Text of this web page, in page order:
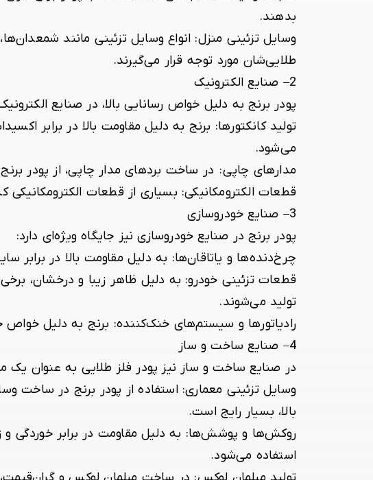
بدهند.
وسایل تزئینی منزل: انواع وسایل تزئینی مانند
طلایی‌شان مورد توجه قرار می‌گیرند.
2
– صنایع الکترونیک
پودر برنج به دلیل خواص رسانایی بالا، در صنایع
تولید کانکتورها: برنج به دلیل مقاومت بالا در برابر
می‌شود.
مدارهای چاپی: در ساخت بردهای مدار چاپی، از پودر
قطعات الکترومکانیکی: بسیاری از قطعات الکترومکانیکی
3
– صنایع خودروسازی
پودر برنج در صنایع خودروسازی نیز جایگاه ویژه‌ای دارد:
چرخ‌دنده‌ها و یاتاقان‌ها: به دلیل مقاومت بالا در برابر
قطعات تزئینی خودرو: به دلیل ظاهر زیبا و درخشان،
تولید می‌شوند.
رادیاتورها و سیستم‌های خنک‌کننده: برنج به دلیل خواص
4
– صنایع ساخت و ساز
در صنایع ساخت و ساز نیز پودر فلز طلایی به عنوان یک
وسایل تزئینی معماری: استفاده از پودر برنج در ساخت
بالا، بسیار رایج است.
روکش‌ها و پوشش‌ها: به دلیل مقاومت در برابر
استفاده می‌شود.